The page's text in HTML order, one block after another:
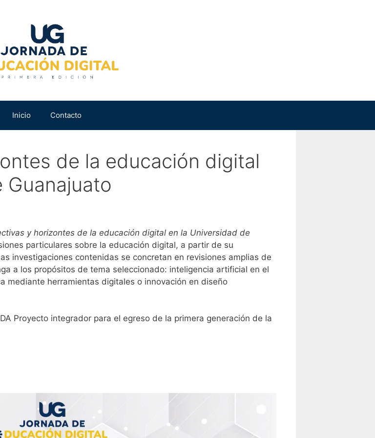
Inicio Contacto
de la educación digital
Guanajuato
y horizontes de la educación digital en la Universidad de
particulares sobre la educación digital, a partir de su
investigaciones contenidas se concretan en revisiones amplias de
a los propósitos de tema seleccionado: inteligencia artificial en el
mediante herramientas digitales o innovación en diseño
Proyecto integrador para el egreso de la primera generación de la